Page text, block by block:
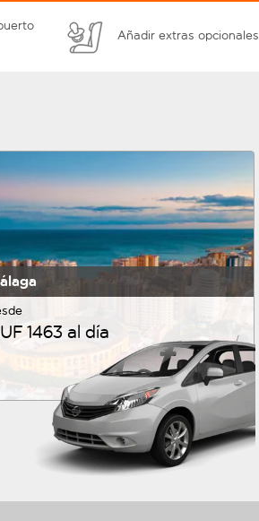
Añadir extras opcionales
1463 al día